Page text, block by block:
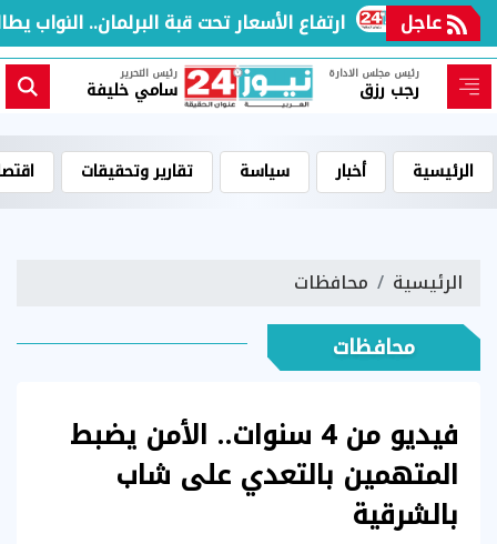
عاجل ارتفاع الأسعار تحت قبة البرلمان.. النواب
رئيس مجلس الادارة
رجب رزق
رئيس التحرير
سامي خليفة
الرئيسية أخبار سياسة تقارير وتحقيقات
الرئيسية محافظات
محافظات
فيديو من 4 سنوات.. الأمن يضبط
المتهمين بالتعدي على شاب
بالشرقية